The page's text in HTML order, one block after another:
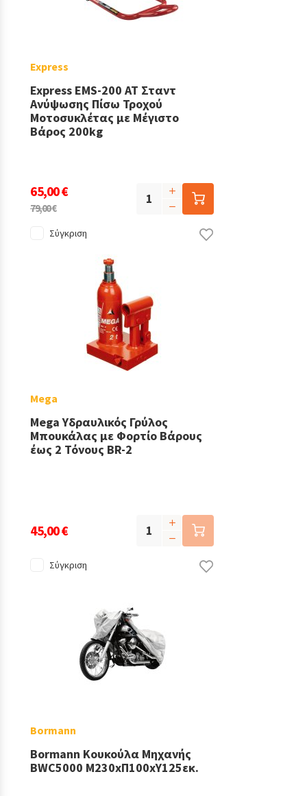
Express
Express EMS-200 AT Σταντ
Ανύψωσης Πίσω Τροχού
Μοτοσυκλέτας με Μέγιστο
Βάρος 200kg
65,00 €
79,00 €
Σύγκριση
Mega
Mega Υδραυλικός Γρύλος
Μπουκάλας με Φορτίο Βάρους
έως 2 Τόνους BR-2
45,00 €
Σύγκριση
Bormann
Bormann Κουκούλα Μηχανής
BWC5000 Μ230xΠ100xΥ125εκ.